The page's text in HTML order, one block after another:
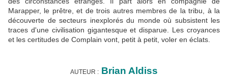
Marapper, le prêtre, et de trois autres membres de la tribu, à la
découverte de secteurs inexplorés du monde où subsistent les
traces d'une civilisation gigantesque et disparue. Les croyances
et les certitudes de Complain vont, petit à petit, voler en éclats.
AUTEUR : Brian Aldiss